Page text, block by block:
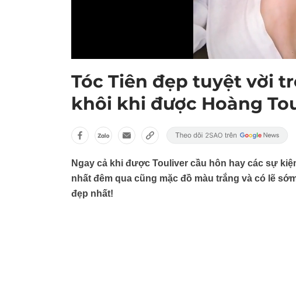
Tóc Tiên đẹp tuyệt vời
khôi khi được Hoàng
Ngay cả khi được Touliver cầu hôn hay các sự
nhất đêm qua cũng mặc đồ màu trắng và có lẽ
đẹp nhất!